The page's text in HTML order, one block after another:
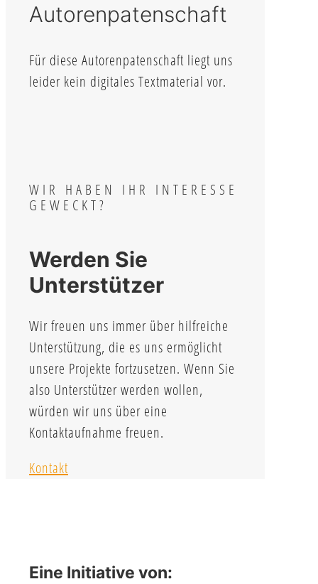
Autorenpatenschaft
Für diese Autorenpatenschaft liegt uns
leider kein digitales Textmaterial vor.
WIR HABEN IHR INTERESSE
GEWECKT?
Werden Sie
Unterstützer
Wir freuen uns immer über hilfreiche
Unterstützung, die es uns ermöglicht
unsere Projekte fortzusetzen. Wenn Sie
also Unterstützer werden wollen,
würden wir uns über eine
Kontaktaufnahme freuen.
Kontakt
Eine Initiative von: